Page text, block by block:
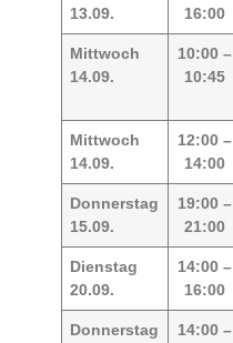
13.09.
16:00
Mittwoch
14.09.
10:00 –
10:45
Mittwoch
14.09.
12:00 –
14:00
Donnerstag
15.09.
19:00 –
21:00
Dienstag
20.09.
14:00 –
16:00
Donnerstag
14:00 –